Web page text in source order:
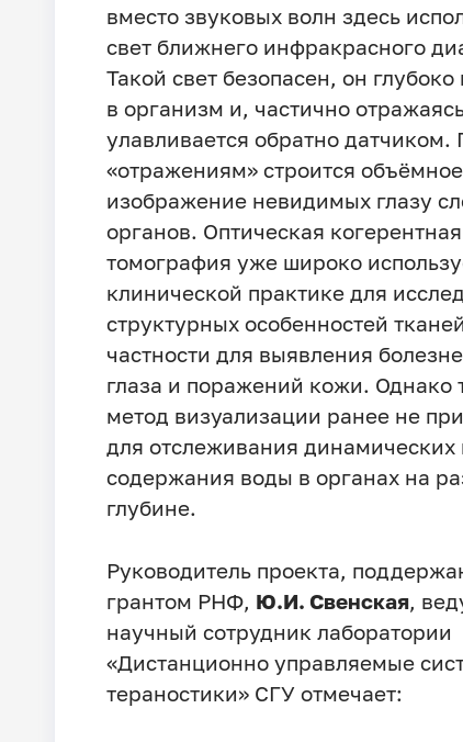
вместо звуковых волн здесь
свет ближнего инфракрасного
Такой свет безопасен, он
в организм и, частично
улавливается обратно датчиком.
«отражениям» строится объёмное
изображение невидимых глазу
органов. Оптическая когерентная
томография уже широко
клинической практике для
структурных особенностей
частности для выявления
глаза и поражений кожи. Однако
метод визуализации ранее не
для отслеживания
содержания воды в органах на
глубине.
Руководитель проекта,
грантом РНФ, Ю.И. Свенская,
научный сотрудник лаборатории
«Дистанционно управляемые
тераностики» СГУ отмечает: